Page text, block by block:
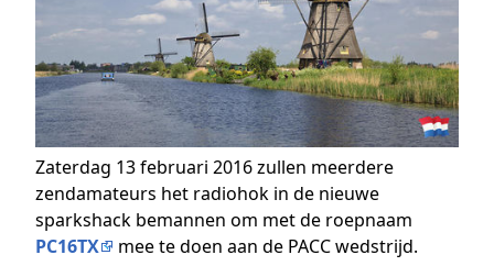
Zaterdag 13 februari 2016 zullen meerdere
zendamateurs het radiohok in de nieuwe
sparkshack bemannen om met de roepnaam
PC16TX
mee te doen aan de PACC wedstrijd.